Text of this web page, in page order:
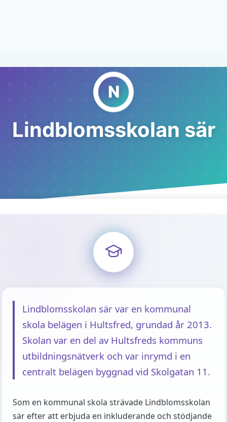
Lindblomsskolan sär
Lindblomsskolan sär var en kommunal
skola belägen i Hultsfred, grundad år 2013.
Skolan var en del av Hultsfreds kommuns
utbildningsnätverk och var inrymd i en
centralt belägen byggnad vid Skolgatan 11.
Som en kommunal skola strävade Lindblomsskolan
sär efter att erbjuda en inkluderande och stödjande